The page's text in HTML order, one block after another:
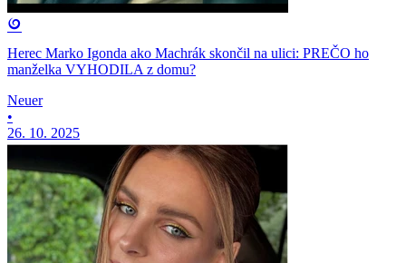
Herec Marko Igonda ako Machrák skončil na ulici: PREČO ho
manželka VYHODILA z domu?
Neuer
•
26. 10. 2025